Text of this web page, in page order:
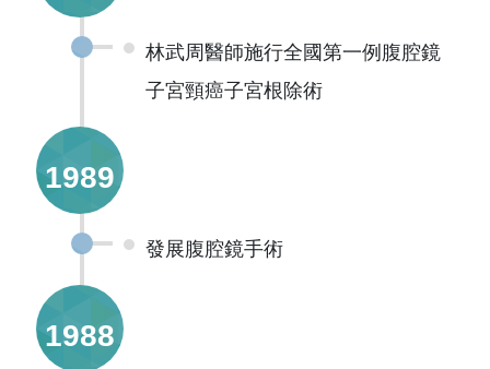
林武周醫師施行全國第一例腹腔鏡
子宮頸癌子宮根除術
1989
發展腹腔鏡手術
1988